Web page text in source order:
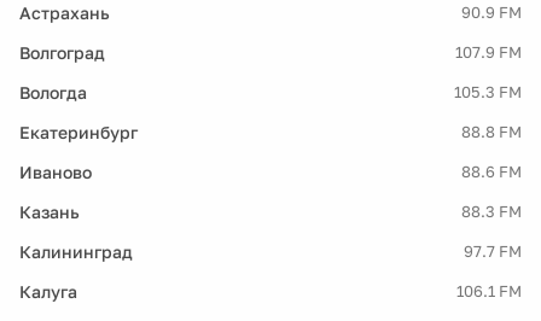
Астрахань 90.9 FM
Волгоград 107.9 FM
Вологда 105.3 FM
Екатеринбург 88.8 FM
Иваново 88.6 FM
Казань 88.3 FM
Калининград 97.7 FM
Калуга 106.1 FM